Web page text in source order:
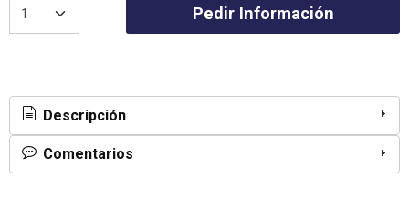
Pedir Información
Descripción
Comentarios